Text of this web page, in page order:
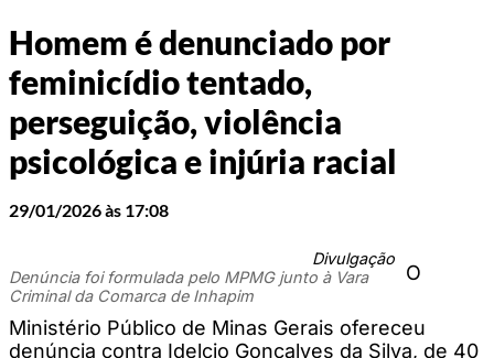
Homem é denunciado por
feminicídio tentado,
perseguição, violência
psicológica e injúria racial
29/01/2026 às 17:08
Divulgação
Denúncia foi formulada pelo MPMG junto à Vara
Criminal da Comarca de Inhapim
O
Ministério Público de Minas Gerais ofereceu
denúncia contra Idelcio Gonçalves da Silva, de 40